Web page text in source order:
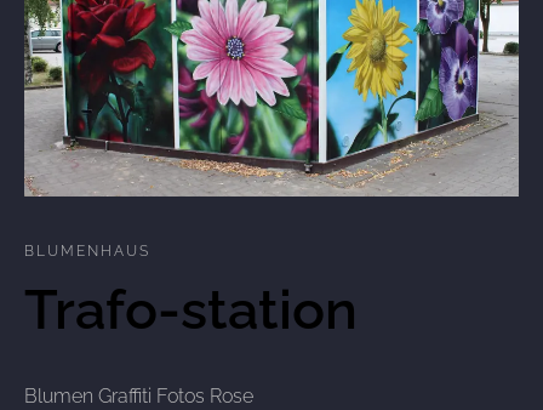
BLUMENHAUS
Trafo-station
Blumen Graffiti Fotos Rose